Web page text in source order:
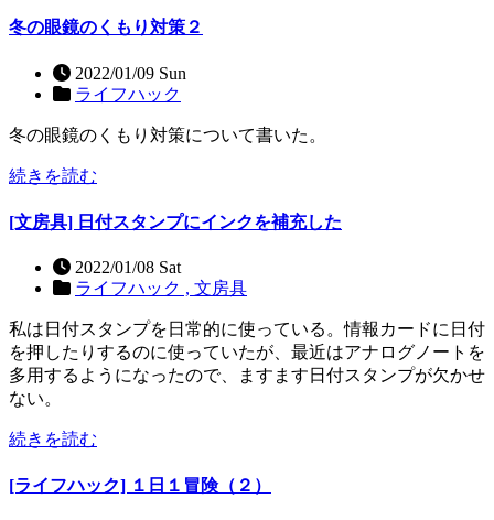
冬の眼鏡のくもり対策２
2022/01/09 Sun
ライフハック
冬の眼鏡のくもり対策について書いた。
続きを読む
[文房具] 日付スタンプにインクを補充した
2022/01/08 Sat
ライフハック , 文房具
私は日付スタンプを日常的に使っている。情報カードに日付
を押したりするのに使っていたが、最近はアナログノートを
多用するようになったので、ますます日付スタンプが欠かせ
ない。
続きを読む
[ライフハック] １日１冒険（２）